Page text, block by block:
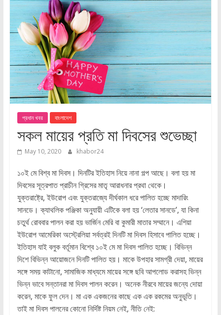
প্রধান খবর বাংলাদেশ
সকল মায়ের প্রতি মা দিবসের শুভেচ্ছা
May 10, 2020 khabor24
১০ই মে বিশ্ব মা দিবস। দিনটির ইতিহাস নিয়ে নানা গল্প আছে। বলা হয় মা
দিবসের সূত্রপাত প্রাচীন গ্রিসের মাতৃ আরাধনার প্রথা থেকে।
যুক্তরাষ্ট্রে, ইউরোপ এবং যুক্তরাজ্যে দীর্ঘকাল ধরে পালিত হচ্ছে মাদারিং
সানডে। ক্যাথলিক পঞ্জিকা অনুযায়ী এটিকে বলা হয় ‘লেতার সানডে’, যা কিনা
চতুর্থ রোববার পালন করা হয় ভার্জিন মেরি বা কুমারী মাতার সম্মানে। এশিয়া
ইউরোপ আমেরিকা অস্ট্রেলিয়া সর্বত্রই দিনটি মা দিবস হিসাবে পালিত হচ্ছে।
ইতিহাস যাই বলুক বর্তূমান বিশ্বে ১০ই মে মা দিবস পালিত হচ্ছে। বিভিন্ন
দিশে বিভিন্ন আয়োজনে দিনটি পালিত হয়। মাকে উপহার সামগ্রী দেয়া, মায়ের
সঙ্গে সময় কাটানো, সামাজিক মাধ্যমে মায়ের সঙ্গে ছবি আপলোড করাসহ ভিন্ন
ভিন্ন ভাবে সন্তানরা মা দিবস পালন করেন। অনেক নীরবে মায়ের জন্যে দোয়া
করেন, মাকে ফুল দেন। মা এক একজনের কাছে এক এক রকমের অনুভূতি।
তাই মা দিবস পালনের কোনো নির্দিষ্ট নিয়ম নেই, নীতি নেই: